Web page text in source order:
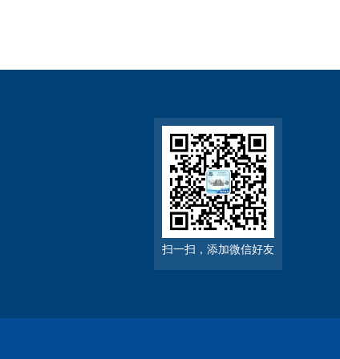
扫一扫，添加微信好友